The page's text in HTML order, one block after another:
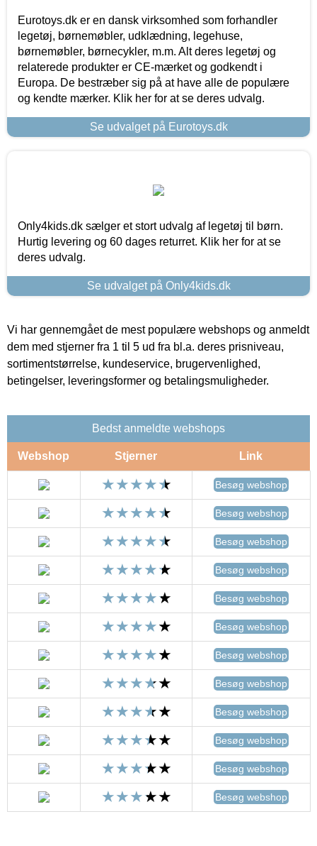
Eurotoys.dk er en dansk virksomhed som forhandler
legetøj, børnemøbler, udklædning, legehuse,
børnemøbler, børnecykler, m.m. Alt deres legetøj og
relaterede produkter er CE-mærket og godkendt i
Europa. De bestræber sig på at have alle de populære
og kendte mærker. Klik her for at se deres udvalg.
Se udvalget på Eurotoys.dk
Only4kids.dk sælger et stort udvalg af legetøj til børn.
Hurtig levering og 60 dages returret. Klik her for at se
deres udvalg.
Se udvalget på Only4kids.dk
Vi har gennemgået de mest populære webshops og anmeldt
dem med stjerner fra 1 til 5 ud fra bl.a. deres prisniveau,
sortimentstørrelse, kundeservice, brugervenlighed,
betingelser, leveringsformer og betalingsmuligheder.
Bedst anmeldte webshops
Webshop Stjerner Link
Besøg webshop
Besøg webshop
Besøg webshop
Besøg webshop
Besøg webshop
Besøg webshop
Besøg webshop
Besøg webshop
Besøg webshop
Besøg webshop
Besøg webshop
Besøg webshop